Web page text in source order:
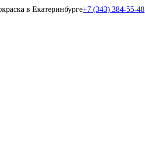
в Екатеринбурге+7 (343) 384-55-48